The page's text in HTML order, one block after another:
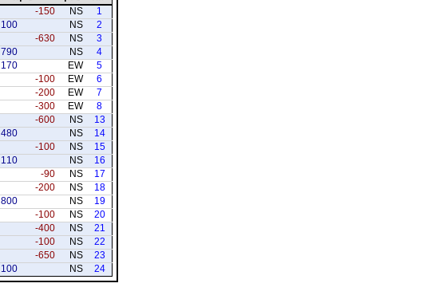
1
NS
-150
2
NS
100
3
NS
-630
4
NS
790
5
EW
170
6
EW
-100
7
EW
-200
8
EW
-300
13
NS
-600
14
NS
480
15
NS
-100
16
NS
110
17
NS
-90
18
NS
-200
19
NS
800
20
NS
-100
21
NS
-400
22
NS
-100
23
NS
-650
24
NS
100